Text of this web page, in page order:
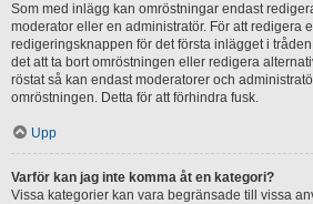
Som med inlägg kan omröstningar endast
moderator eller en administratör. För att redigera
redigeringsknappen för det första inlägget i
det att ta bort omröstningen eller redigera
röstat så kan endast moderatorer och
omröstningen. Detta för att förhindra fusk.
Upp
Varför kan jag inte komma åt en kategori?
Vissa kategorier kan vara begränsade till vissa